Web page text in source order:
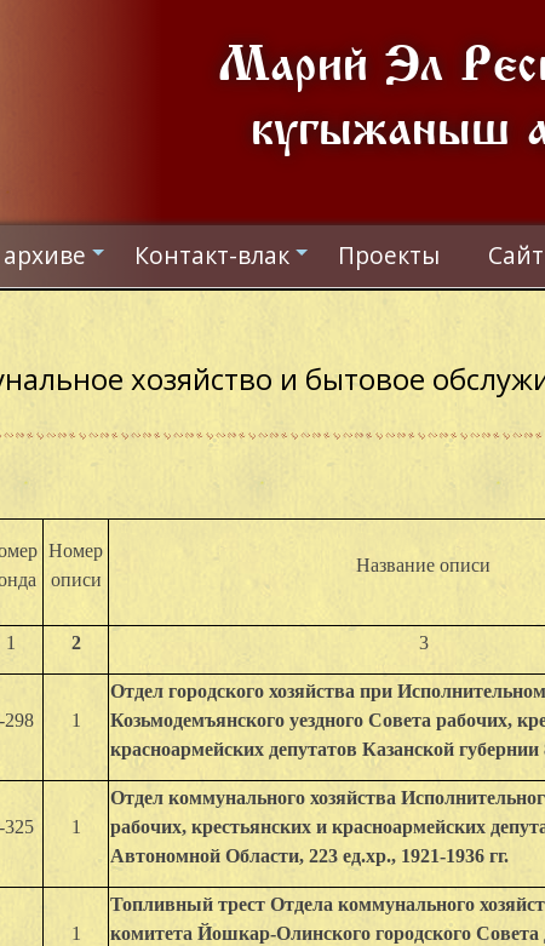
Марий Эл
кугыжаныш
+ +
Контакт-влак Проекты
хозяйство и бытовое
Номер
описи
Название описи
1 2 3
298 1
Отдел городского хозяйства при
Козьмодемъянского уездного Совета рабочих,
красноармейских депутатов Казанской губернии
325 1
Отдел коммунального хозяйства
рабочих, крестьянских и красноармейских
Автономной Области, 223 ед.хр., 1921-1936 гг.
1
Топливный трeст Отдeла коммунального
комитeта Йошкар-Олинского городского Совeта